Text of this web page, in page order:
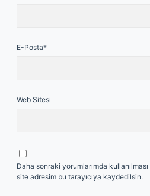
E-Posta*
Web Sitesi
Daha sonraki yorumlarımda
site adresim bu tarayıcıya kaydedilsin.